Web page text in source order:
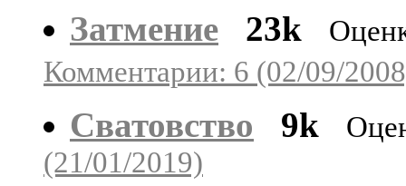
Затмение 23k
Комментарии: 6 (02/09/
Сватовство 9k
(21/01/2019)